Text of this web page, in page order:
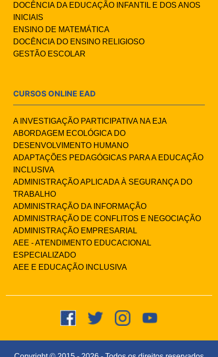
DOCÊNCIA DA EDUCAÇÃO INFANTIL E DOS ANOS
INICIAIS
ENSINO DE MATEMÁTICA
DOCÊNCIA DO ENSINO RELIGIOSO
GESTÃO ESCOLAR
CURSOS ONLINE EAD
A INVESTIGAÇÃO PARTICIPATIVA NA EJA
ABORDAGEM ECOLÓGICA DO
DESENVOLVIMENTO HUMANO
ADAPTAÇÕES PEDAGÓGICAS PARA A EDUCAÇÃO
INCLUSIVA
ADMINISTRAÇÃO APLICADA À SEGURANÇA DO
TRABALHO
ADMINISTRAÇÃO DA INFORMAÇÃO
ADMINISTRAÇÃO DE CONFLITOS E NEGOCIAÇÃO
ADMINISTRAÇÃO EMPRESARIAL
AEE - ATENDIMENTO EDUCACIONAL
ESPECIALIZADO
AEE E EDUCAÇÃO INCLUSIVA